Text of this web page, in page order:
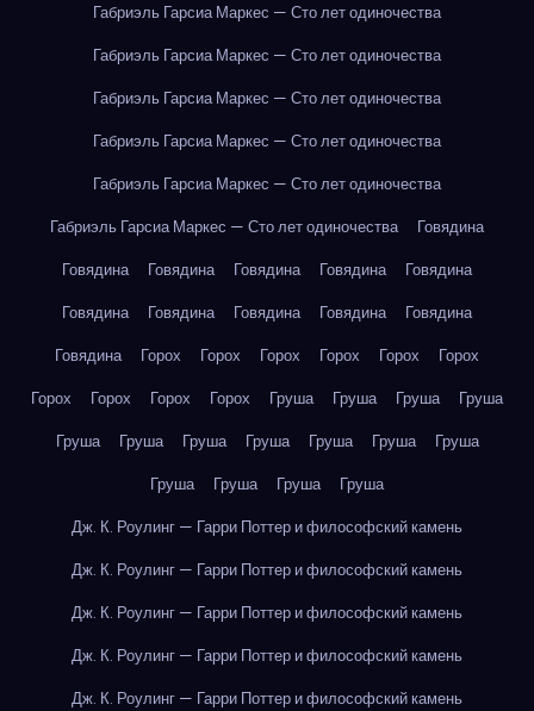
Габриэль Гарсиа Маркес — Сто лет одиночества
Габриэль Гарсиа Маркес — Сто лет одиночества
Габриэль Гарсиа Маркес — Сто лет одиночества
Габриэль Гарсиа Маркес — Сто лет одиночества
Габриэль Гарсиа Маркес — Сто лет одиночества
Габриэль Гарсиа Маркес — Сто лет одиночества
Говядина
Говядина
Говядина Говядина Говядина
Говядина
Говядина
Говядина Говядина Говядина
Говядина
Говядина
Горох Горох Горох Горох Горох
Горох
Горох
Горох Горох Горох Груша Груша Груша
Груша
Груша
Груша Груша Груша Груша Груша
Груша
Груша
Груша Груша
Груша
Дж. К. Роулинг — Гарри Поттер и философский камень
Дж. К. Роулинг — Гарри Поттер и философский камень
Дж. К. Роулинг — Гарри Поттер и философский камень
Дж. К. Роулинг — Гарри Поттер и философский камень
Дж. К. Роулинг — Гарри Поттер и философский камень